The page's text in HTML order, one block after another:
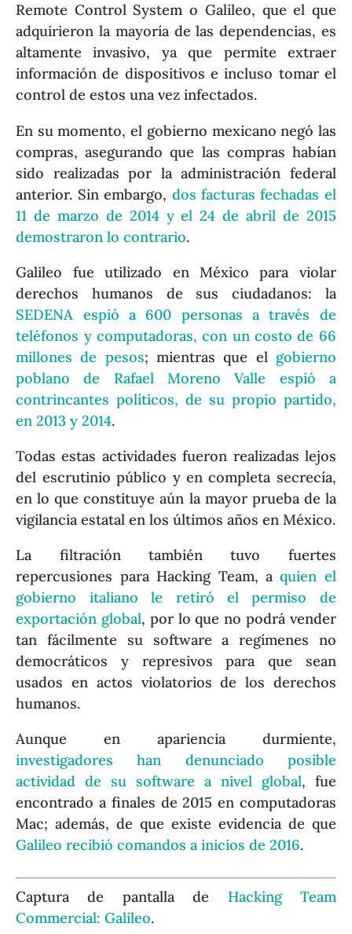
Remote Control System o Galileo, que el que
adquirieron la mayoría de las dependencias, es
altamente invasivo, ya que permite extraer
información de dispositivos e incluso tomar el
control de estos una vez infectados.
En su momento, el gobierno mexicano negó las
compras, asegurando que las compras habían
sido realizadas por la administración federal
anterior. Sin embargo, dos facturas fechadas el
11 de marzo de 2014 y el 24 de abril de 2015
demostraron lo contrario.
Galileo fue utilizado en México para violar
derechos humanos de sus ciudadanos: la
SEDENA espió a 600 personas a través de
teléfonos y computadoras, con un costo de 66
millones de pesos; mientras que el gobierno
poblano de Rafael Moreno Valle espió a
contrincantes políticos, de su propio partido,
en 2013 y 2014.
Todas estas actividades fueron realizadas lejos
del escrutinio público y en completa secrecía,
en lo que constituye aún la mayor prueba de la
vigilancia estatal en los últimos años en México.
La filtración también tuvo fuertes
repercusiones para Hacking Team, aquien el
gobierno italiano le retiró el permiso de
exportación global, por lo que no podrá vender
tan fácilmente su software a regímenes no
democráticos y represivos para que sean
usados en actos violatorios de los derechos
humanos.
Aunque en apariencia durmiente,
investigadores han denunciado posible
actividad de su software a nivel global, fue
encontrado a finales de 2015 en computadoras
Mac; además, de que existe evidencia de que
Galileo recibió comandos a inicios de 2016.
Captura de pantalla de Hacking Team
Commercial: Galileo.